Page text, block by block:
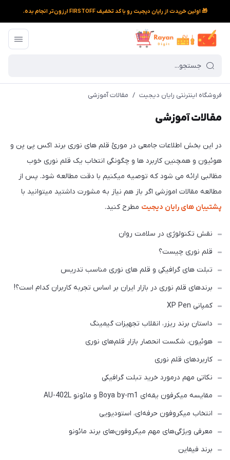
🎁 اولین خریدت از رایان دیجیت رو با کد تخفیف FIRSTOFF ارزون‌تر انجام بده.
فروشگاه اینترنتی رایان دیجیت / مقالات آموزشی
مقالات آموزشی
در این بخش اطلاعات جامعی در مورئ قلم های نوری برند اکس پی پن و
هوئیون و همچنین کاربرد ها و چگونگی انتخاب یک قلم نوری خوب
مظالبی ارائه می شود که توصیه میکنیم با دقت مطالعه شود. پس از
مطالعه مقالات اموزشی اگر باز هم نیاز به مشورت داشتید میتوانید با
پشتیبان های رایان دیجیت مطرح کنید.
نقش تکنولوژی در سلامت روان
قلم نوری چیست؟
تبلت های گرافیکی و قلم های نوری مناسب تدریس
برندهای قلم نوری در بازار ایران بر اساس تجربه کاربران کدام است؟!
کمپانی XP Pen
داستان برند ریزر، انقلاب تجهیزات گیمینگ
هوئیون، شکست انحصار بازار قلم‌های نوری
کاربردهای قلم نوری
نکاتی مهم درمورد خرید تبلت گرافیکی
مقایسه میکرفون یقه‌ای Boya by-m1 و مائونو AU-402L
انتخاب میکروفون حرفه‌ای، استودیویی
معرفی ویژگی‌های مهم میکروفون‌های برند مائونو
برند فیفاین